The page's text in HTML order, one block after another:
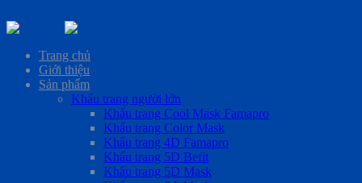
Skip
contentTrang chủ
Giới thiệu
Sản phẩm
Khẩu trang người lớn
Khẩu trang Cool Mask Famapro
Khẩu trang Color Mask
Khẩu trang 4D Famapro
Khẩu trang 5D Befit
Khẩu trang 5D Mask